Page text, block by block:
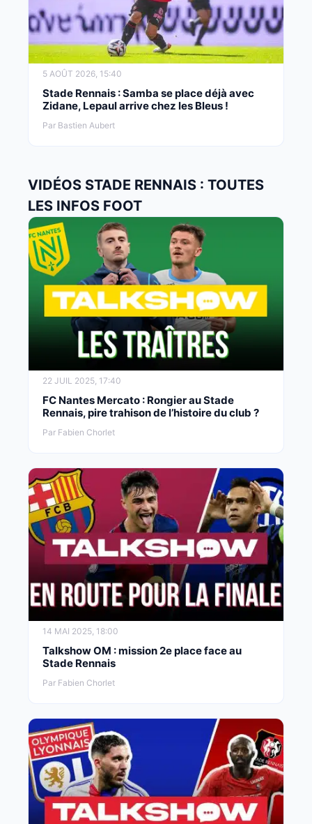
5 AOÛT 2026, 15:40
Stade Rennais : Samba se place déjà avec
Zidane, Lepaul arrive chez les Bleus !
Par Bastien Aubert
VIDÉOS STADE RENNAIS : TOUTES
LES INFOS FOOT
22 JUIL 2025, 17:40
FC Nantes Mercato : Rongier au Stade
Rennais, pire trahison de l’histoire du club ?
Par Fabien Chorlet
14 MAI 2025, 18:00
Talkshow OM : mission 2e place face au
Stade Rennais
Par Fabien Chorlet